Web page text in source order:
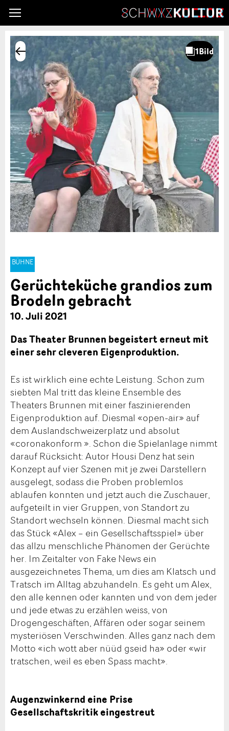
BÜHNE
Gerüchteküche grandios zum
Brodeln gebracht
10. Juli 2021
Das Theater Brunnen begeistert erneut mit
einer sehr cleveren Eigenproduktion.
Es ist wirklich eine echte Leistung. Schon zum
siebten Mal tritt das kleine Ensemble des
Theaters Brunnen mit einer faszinierenden
Eigenproduktion auf. Diesmal «open-air» auf
dem Auslandschweizerplatz und absolut
«coronakonform ». Schon die Spielanlage nimmt
darauf Rücksicht: Autor Housi Denz hat sein
Konzept auf vier Szenen mit je zwei Darstellern
ausgelegt, sodass die Proben problemlos
ablaufen konnten und jetzt auch die Zuschauer,
aufgeteilt in vier Gruppen, von Standort zu
Standort wechseln können. Diesmal macht sich
das Stück «Alex – ein Gesellschaftsspiel» über
das allzu menschliche Phänomen der Gerüchte
her. Im Zeitalter von Fake News ein
ausgezeichnetes Thema, um dies am Klatsch und
Tratsch im Alltag abzuhandeln. Es geht um Alex,
den alle kennen oder kannten und von dem jeder
und jede etwas zu erzählen weiss, von
Drogengeschäften, Affären oder sogar seinem
mysteriösen Verschwinden. Alles ganz nach dem
Motto «ich wott aber nüüd gseid ha» oder «wir
tratschen, weil es eben Spass macht».
Augenzwinkernd eine Prise
Gesellschaftskritik eingestreut